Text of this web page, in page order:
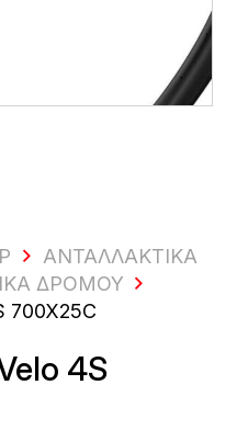
ΑΝΤΑΛΛΑΚΤΙΚΆ
ΔΡΌΜΟΥ
700X25C
4S